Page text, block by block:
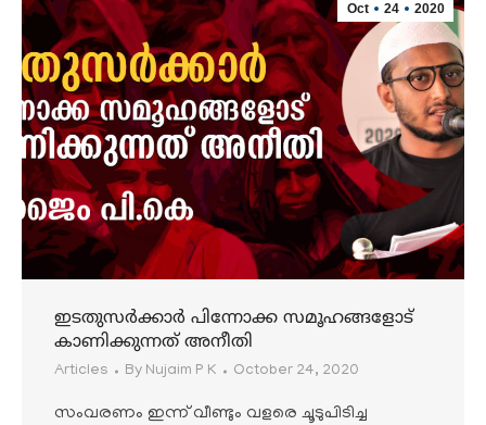
Oct 24 2020
ഇടതുസർക്കാർ പിന്നോക്ക സമൂഹങ്ങളോട്
കാണിക്കുന്നത് അനീതി
Articles By Nujaim P K October 24, 2020
സംവരണം ഇന്ന് വീണ്ടും വളരെ ചൂടുപിടിച്ച